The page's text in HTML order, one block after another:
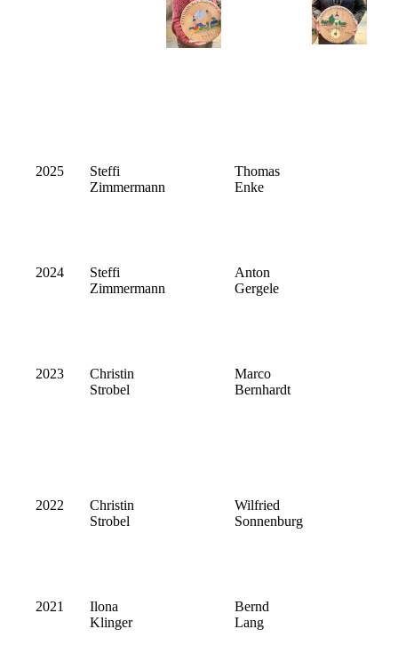
2025
Steffi
Zimmermann
Thomas
Enke
2024
Steffi
Zimmermann
Anton
Gergele
2023
Christin
Strobel
Marco
Bernhardt
2022
Christin
Strobel
Wilfried
Sonnenburg
2021
Ilona
Klinger
Bernd
Lang